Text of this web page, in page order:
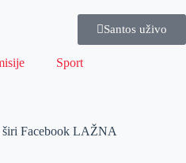
Santos uživo
Sport
Facebook LAŽNA